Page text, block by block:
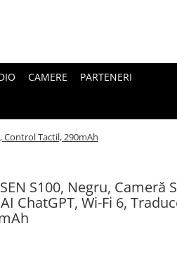
CAMERE PARTENERI
Control Tactil, 290mAh
S100, Negru, Cameră
ChatGPT, Wi-Fi 6,